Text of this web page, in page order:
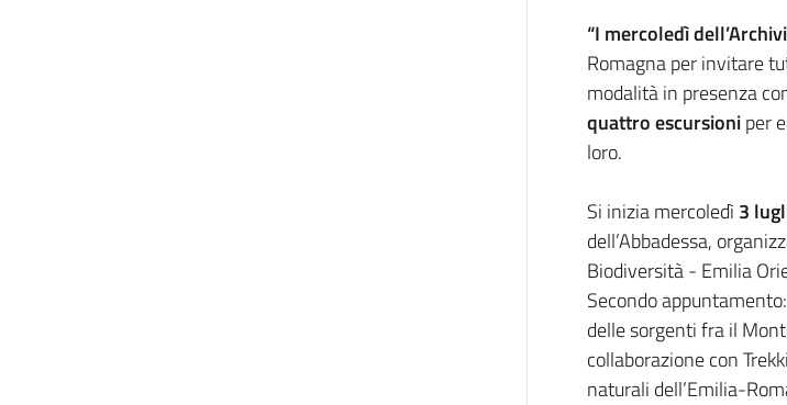
Introduzione
“I mercoledì
Romagna per invitare
modalità in presenza
quattro escursioniper
loro.
Si inizia mercoledì 3
dell’Abbadessa,
Biodiversità - Emilia
Secondo
delle sorgenti fra il
collaborazione con
naturali dell’Emilia-